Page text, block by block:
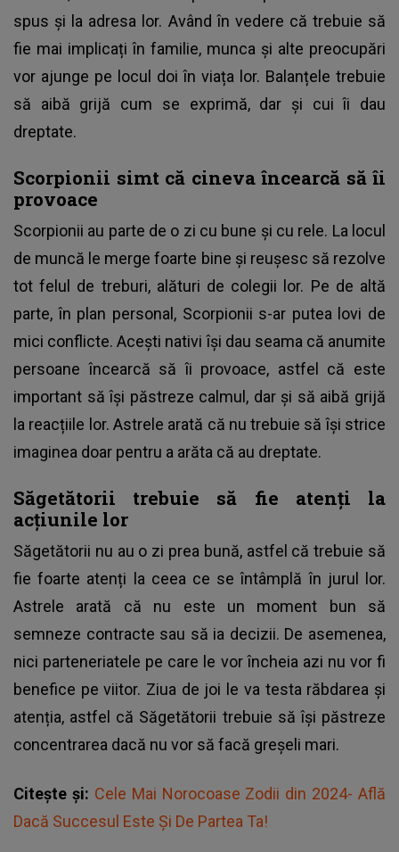
spus și la adresa lor. Având în vedere că trebuie să
fie mai implicați în familie, munca și alte preocupări
vor ajunge pe locul doi în viața lor. Balanțele trebuie
să aibă grijă cum se exprimă, dar și cui îi dau
dreptate.
Scorpionii simt că cineva încearcă să îi
provoace
Scorpionii au parte de o zi cu bune și cu rele. La locul
de muncă le merge foarte bine și reușesc să rezolve
tot felul de treburi, alături de colegii lor. Pe de altă
parte, în plan personal, Scorpionii s-ar putea lovi de
mici conflicte. Acești nativi își dau seama că anumite
persoane încearcă să îi provoace, astfel că este
important să își păstreze calmul, dar și să aibă grijă
la reacțiile lor. Astrele arată că nu trebuie să își strice
imaginea doar pentru a arăta că au dreptate.
Săgetătorii trebuie să fie atenți la
acțiunile lor
Săgetătorii nu au o zi prea bună, astfel că trebuie să
fie foarte atenți la ceea ce se întâmplă în jurul lor.
Astrele arată că nu este un moment bun să
semneze contracte sau să ia decizii. De asemenea,
nici parteneriatele pe care le vor încheia azi nu vor fi
benefice pe viitor. Ziua de joi le va testa răbdarea și
atenția, astfel că Săgetătorii trebuie să își păstreze
concentrarea dacă nu vor să facă greșeli mari.
Citește și: Cele Mai Norocoase Zodii din 2024- Află
Dacă Succesul Este Și De Partea Ta!